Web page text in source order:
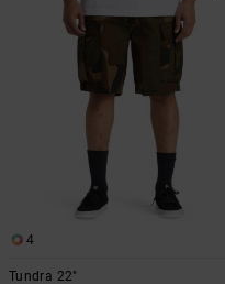
4
Tundra 22"